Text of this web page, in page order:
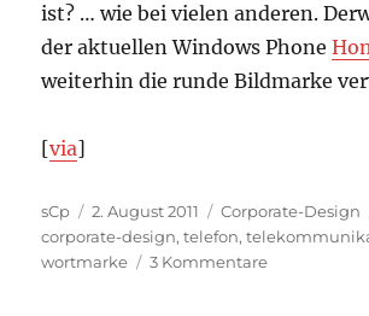
ist? … wie bei vielen anderen.
der aktuellen Windows Phone
weiterhin die runde Bildmarke
[via]
Autor
sCp
Veröffentlicht
am
2. August 2011 Kategorien
Corporate-Design
corporate-design,telefon,
wortmarke
3 Kommentarezu